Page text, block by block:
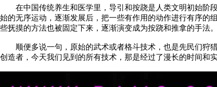
在中国传统养生和医学里，导引和按跷是人类文明初始阶段
始的无序运动，逐渐发展后，把一些有作用的动作进行有序的
些抚摸的方法也被固定下来，逐渐演变成为按跷和推拿的手法
顺便多说一句，原始的武术或者格斗技术，也是先民们狩猎
创造者，今天我们见到的所有技术，那是经过了漫长的时间和